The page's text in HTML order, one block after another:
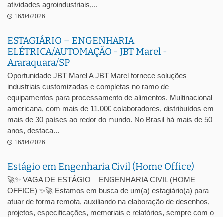
atividades agroindustriais,...
16/04/2026
ESTAGIÁRIO – ENGENHARIA
ELÉTRICA/AUTOMAÇÃO - JBT Marel -
Araraquara/SP
Oportunidade JBT Marel A JBT Marel fornece soluções
industriais customizadas e completas no ramo de
equipamentos para processamento de alimentos. Multinacional
americana, com mais de 11.000 colaboradores, distribuídos em
mais de 30 países ao redor do mundo. No Brasil há mais de 50
anos, destaca...
16/04/2026
Estágio em Engenharia Civil (Home Office)
🚀✨ VAGA DE ESTÁGIO – ENGENHARIA CIVIL (HOME
OFFICE) ✨🚀 Estamos em busca de um(a) estagiário(a) para
atuar de forma remota, auxiliando na elaboração de desenhos,
projetos, especificações, memoriais e relatórios, sempre com o